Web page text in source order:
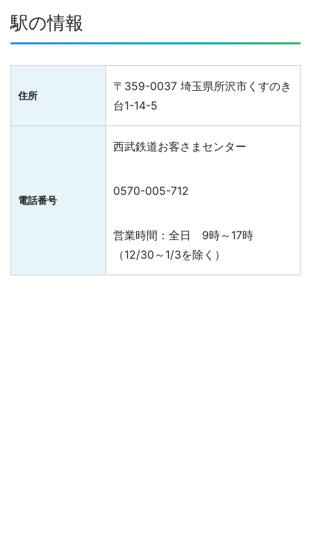
駅の情報
住所
〒359-0037 埼玉県所沢市くすのき
台1-14-5
電話番号
西武鉄道お客さまセンター
0570-005-712
営業時間：全日 9時～17時
（12/30～1/3を除く）